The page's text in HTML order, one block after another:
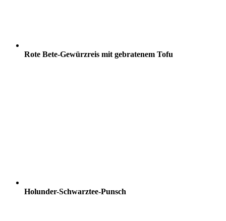
Rote Bete-Gewürzreis mit gebratenem Tofu
Holunder-Schwarztee-Punsch